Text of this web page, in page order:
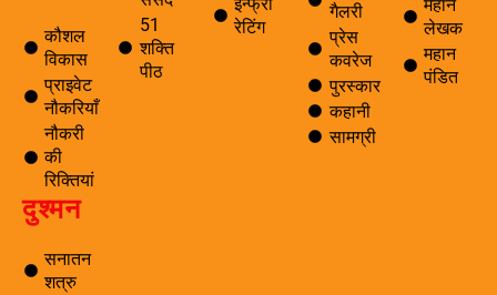
कौशल
विकास
प्राइवेट
नौकरियाँ
नौकरी
की
रिक्तियां
दुश्मन
सनातन
शत्रु
51
शक्ति
पीठ
इन्फ्रा
रेटिंग
गैलरी
प्रेस
कवरेज
पुरस्कार
कहानी
सामग्री
महान
लेखक
महान
पंडित